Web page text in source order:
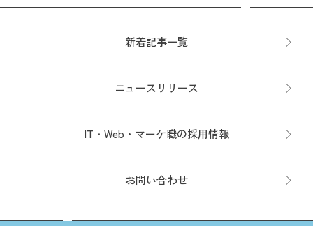
新着記事一覧
ニュースリリース
IT・Web・マーケ職の採用情報
お問い合わせ